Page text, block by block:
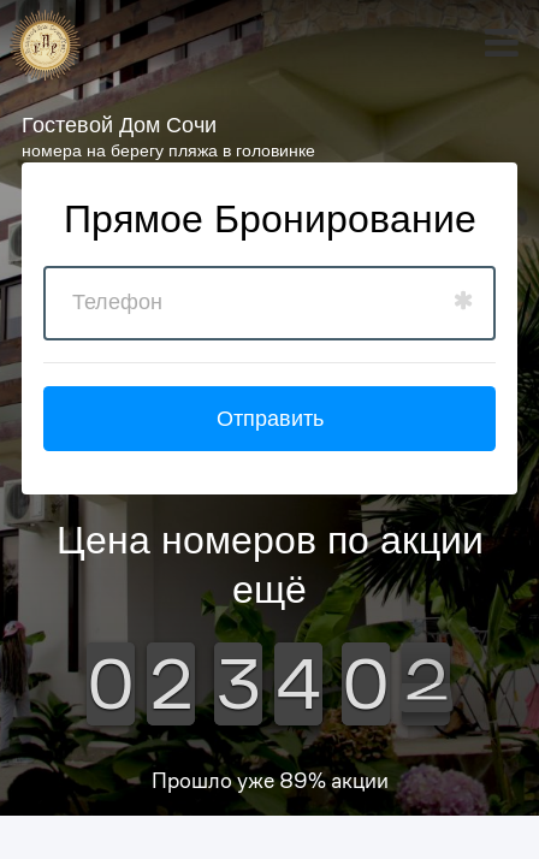
Гостевой Дом Сочи
номера на берегу пляжа в головинке
Прямое Бронирование
Отправить
Цена номеров по акции
ещё
0
0
0
0 2
2
2
2 3
3
3
3 4
4
4
4 0
0
0
0 2
2
1
Прошло уже89% акции